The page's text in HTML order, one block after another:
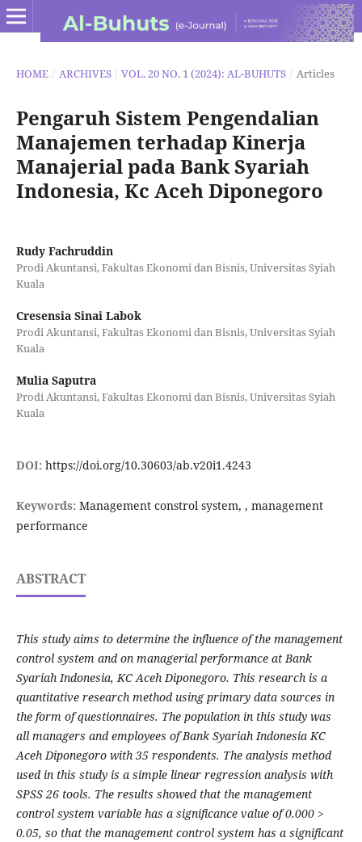
HOME / ARCHIVES / VOL. 20 NO. 1 (2024): AL-BUHUTS / Articles
Pengaruh Sistem Pengendalian
Manajemen terhadap Kinerja
Manajerial pada Bank Syariah
Indonesia, Kc Aceh Diponegoro
Rudy Fachruddin
Prodi Akuntansi, Fakultas Ekonomi dan Bisnis, Universitas Syiah
Kuala
Cresensia Sinai Labok
Prodi Akuntansi, Fakultas Ekonomi dan Bisnis, Universitas Syiah
Kuala
Mulia Saputra
Prodi Akuntansi, Fakultas Ekonomi dan Bisnis, Universitas Syiah
Kuala
DOI: https://doi.org/10.30603/ab.v20i1.4243
Keywords: Management constrol system, , management
performance
ABSTRACT
This study aims to determine the influence of the management
control system and on managerial performance at Bank
Syariah Indonesia, KC Aceh Diponegoro. This research is a
quantitative research method using primary data sources in
the form of questionnaires. The population in this study was
all managers and employees of Bank Syariah Indonesia KC
Aceh Diponegoro with 35 respondents. The analysis method
used in this study is a simple linear regression analysis with
SPSS 26 tools. The results showed that the management
control system variable has a significance value of 0.000 >
0.05, so that the management control system has a significant